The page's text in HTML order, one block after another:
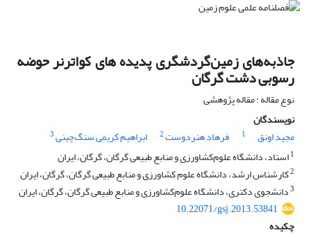
جاذبه‌های زمین‌گردشگری پدیده های کواترنر حوضه
رسوبی دشت گرگان
نوع مقاله : مقاله پژوهشی
نویسندگان
مجید اونق
1 فرهاد هنردوست2 ابراهیم کریمی سنگ‌چینی3
1استاد، دانشگاه علوم‌کشاورزی و منابع طبیعی گرگان، گرگان، ایران
2کارشناس ارشد، دانشگاه علوم کشاورزی و منابع طبیعی گرگان، گرگان، ایران
3دانشجوی دکتری، دانشگاه علوم‌کشاورزی و منابع طبیعی گرگان، گرگان، ایران
10.22071/gsj.2013.53841
چکیده